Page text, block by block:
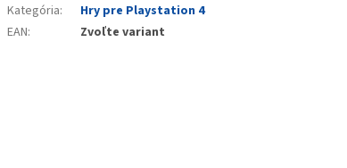
Kategória:
Hry pre Playstation 4
EAN: Zvoľte variant